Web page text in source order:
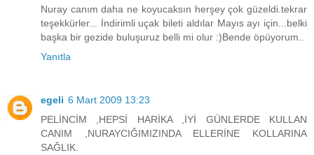
Nuray canım daha ne koyucaksın herşey çok güzeldi.tekrar
teşekkürler... İndirimli uçak bileti aldılar Mayıs ayı için...belki
başka bir gezide buluşuruz belli mi olur :)Bende öpüyorum..
Yanıtla
egeli 6 Mart 2009 13:23
PELİNCİM ,HEPSİ HARİKA ,İYİ GÜNLERDE KULLAN
CANIM ,NURAYCIĞIMIZINDA ELLERİNE KOLLARINA
SAĞLIK.